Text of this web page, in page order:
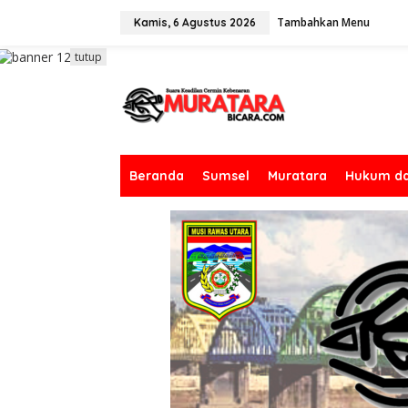
a
Kamis, 6 Agustus 2026 Tambahkan Menu
Beranda Sumsel Muratara Hukum
tutup